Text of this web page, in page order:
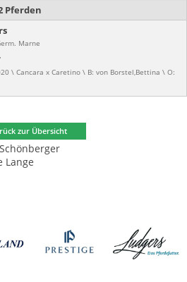
Pferden
\ Cancara x Caretino \ B: von Borstel,Bettina \ O:
Marne
zur Übersicht
Lange